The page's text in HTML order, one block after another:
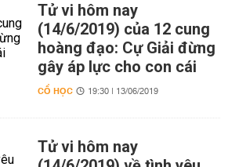
Tử vi hôm nay
(14/6/2019) của 12 cung
hoàng đạo: Cự Giải đừng
gây áp lực cho con cái
CỔ HỌC 19:30 | 13/06/2019
Tử vi hôm nay